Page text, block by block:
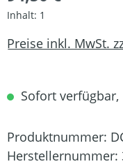
Inhalt: 1
Preise inkl. MwSt.
Sofort verfügbar,
Produktnummer:
Herstellernummer: